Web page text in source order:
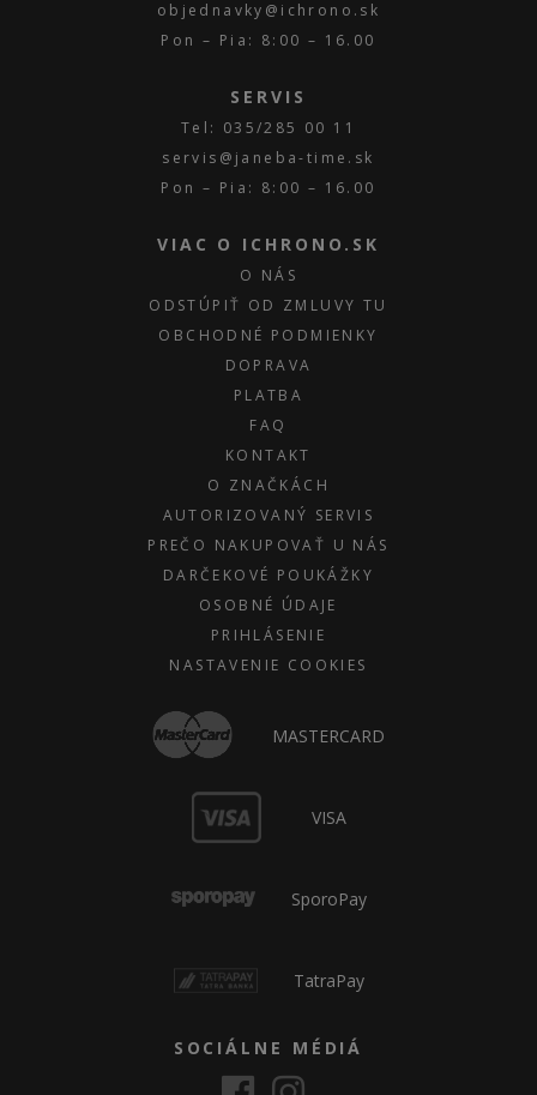
objednavky@ichrono.sk
Pon – Pia: 8:00 – 16.00
SERVIS
Tel: 035/285 00 11
servis@janeba-time.sk
Pon – Pia: 8:00 – 16.00
VIAC O ICHRONO.SK
O NÁS
ODSTÚPIŤ OD ZMLUVY TU
OBCHODNÉ PODMIENKY
DOPRAVA
PLATBA
FAQ
KONTAKT
O ZNAČKÁCH
AUTORIZOVANÝ SERVIS
PREČO NAKUPOVAŤ U NÁS
DARČEKOVÉ POUKÁŽKY
OSOBNÉ ÚDAJE
PRIHLÁSENIE
NASTAVENIE COOKIES
MASTERCARD
VISA
SporoPay
TatraPay
SOCIÁLNE MÉDIÁ